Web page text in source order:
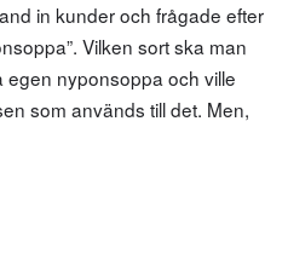
in kunder och frågade efter
Vilken sort ska man
nyponsoppa och ville
som används till det. Men,